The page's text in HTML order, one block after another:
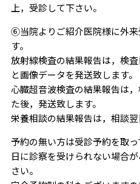
上，受診して下さい。
⑥当院よりご紹介医院様に外
す。
放射線検査の結果報告は，検
と画像データを発送致します。
心臓超音波検査の結果報告は
た後，発送致します。
栄養相談の結果報告は，相談翌
予約の無い方は受診予約を取
日に診察を受けられない場合
さい。